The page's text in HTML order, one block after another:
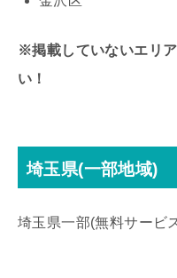
※掲載していないエリ
い！
埼玉県(一部地域)
埼玉県一部(無料サービ